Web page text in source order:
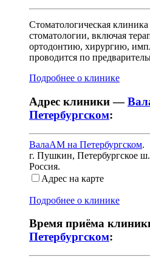
Стоматологическая
стоматологии, включая
ортодонтию, хирургию,
проводится по
Подробнее о клинике
Адрес клиники —
Петербургском:
ВалаАМ на Петербургском.
г. Пушкин, Петербургское
Россия.
Адрес на карте
Подробнее о клинике
Время приёма
Петербургском: